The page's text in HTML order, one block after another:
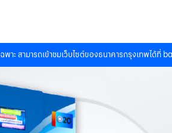
พาะ สามารถเข้าชมเว็บไซต์ของธนาคารกรุงเทพได้ที่